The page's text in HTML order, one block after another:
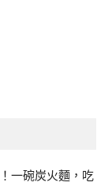
一碗炭火麵，吃